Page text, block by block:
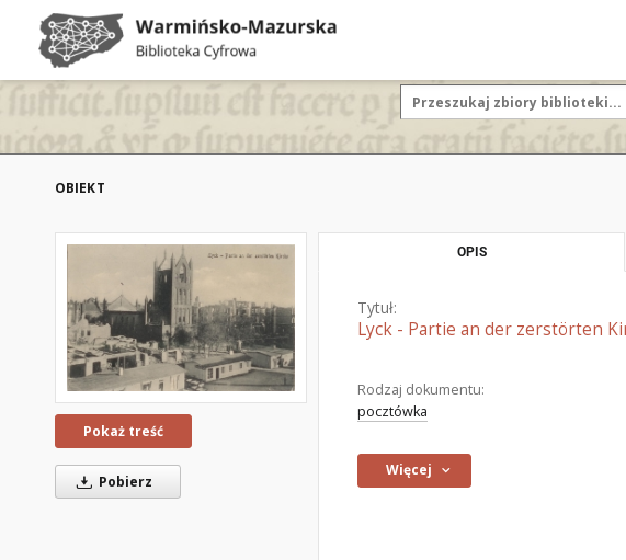
OBIEKT
Pokaż treść
Pobierz
OPIS
Tytuł:
Lyck - Partie an der zerstörten
Rodzaj dokumentu:
pocztówka
Więcej